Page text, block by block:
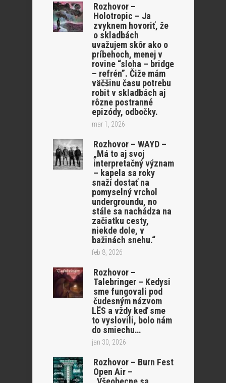
Rozhovor –
Holotropic – Ja
zvyknem hovoriť, že
o skladbách
uvažujem skôr ako o
príbehoch, menej v
rovine “sloha – bridge
– refrén”. Čiže mám
väčšinu času potrebu
robit v skladbách aj
rôzne postranné
epizódy, odbočky.
mar 1, 2026
Rozhovor – WAYD –
„Má to aj svoj
interpretačný význam
– kapela sa roky
snaží dostať na
pomyselný vrchol
undergroundu, no
stále sa nachádza na
začiatku cesty,
niekde dole, v
bažinách snehu.“
feb 8, 2026
Rozhovor –
Talebringer – Kedysi
sme fungovali pod
čudesným názvom
LËS a vždy keď sme
to vyslovili, bolo nám
do smiechu…
jan 30, 2026
Rozhovor – Burn Fest
Open Air –